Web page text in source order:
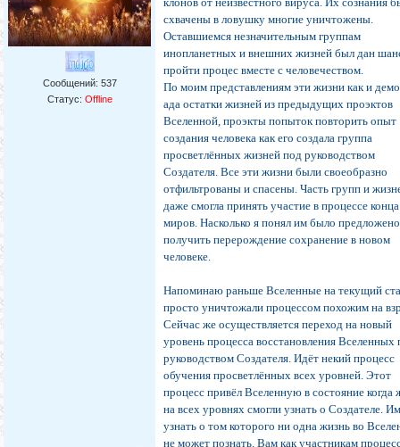
Сообщений: 537
Статус: Offline
схвачены в ловушку многие уничтожены.
Оставшиемся незначительным группам
инопланетных и внешних жизней был дан
пройти процес вместе с человечеством.
По моим представлениям эти жизни как и
ада остатки жизней из предыдущих проэктов
Вселенной, проэкты попыток повторить опыт
создания человека как его создала группа
просветлённых жизней под руководством
Создателя. Все эти жизни были своеобразно
отфильтрованы и спасены. Часть групп и
даже смогла принять участие в процессе конца
миров. Насколько я понял им было предложено
получить перерождение сохранение в новом
человеке.
Напоминаю раньше Вселенные на текущий
просто уничтожали процессом похожим на
Сейчас же осуществляется переход на новый
уровень процесса восстановления Вселенных
руководством Создателя. Идёт некий процесс
обучения просветлённых всех уровней. Этот
процесс привёл Вселенную в состояние когда
на всех уровнях смогли узнать о Создателе.
узнать о том которого ни одна жизнь во
не может познать. Вам как участникам